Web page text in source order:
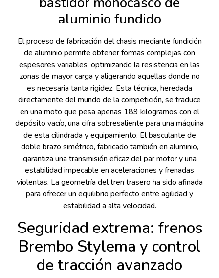
aluminio fundido
El proceso de fabricación del chasis mediante fundición
de aluminio permite obtener formas complejas con
espesores variables, optimizando la resistencia en las
zonas de mayor carga y aligerando aquellas donde no
es necesaria tanta rigidez. Esta técnica, heredada
directamente del mundo de la competición, se traduce
en una moto que pesa apenas 189 kilogramos con el
depósito vacío, una cifra sobresaliente para una máquina
de esta cilindrada y equipamiento. El basculante de
doble brazo simétrico, fabricado también en aluminio,
garantiza una transmisión eficaz del par motor y una
estabilidad impecable en aceleraciones y frenadas
violentas. La geometría del tren trasero ha sido afinada
para ofrecer un equilibrio perfecto entre agilidad y
estabilidad a alta velocidad.
Seguridad extrema: frenos
Brembo Stylema y control
de tracción avanzado